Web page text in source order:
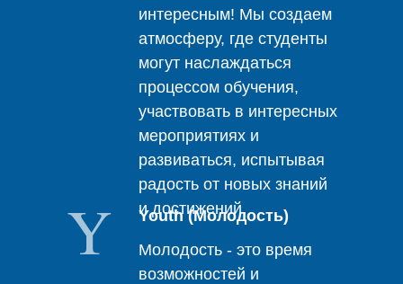
Y
Youth (Молодость)
Молодость - это время
возможностей и
интересным! Мы создаем
атмосферу, где студенты
могут наслаждаться
процессом обучения,
участвовать в интересных
мероприятиях и
развиваться, испытывая
радость от новых знаний
и достижений.